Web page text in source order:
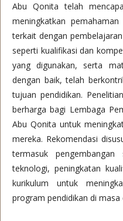
Abu Qonita telah
meningkatkan
terkait dengan
seperti kualifikasi dan
yang digunakan, serta
dengan baik, telah
tujuan pendidikan.
berharga bagi Lembaga
Abu Qonita untuk
mereka. Rekomendasi
termasuk pengembangan
teknologi, peningkatan
kurikulum untuk
program pendidikan di masa